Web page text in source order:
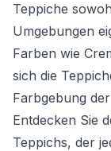
Teppiche
Umgebungen
Farben wie
sich die
Farbgebung
Entdecken Sie
Teppichs, der